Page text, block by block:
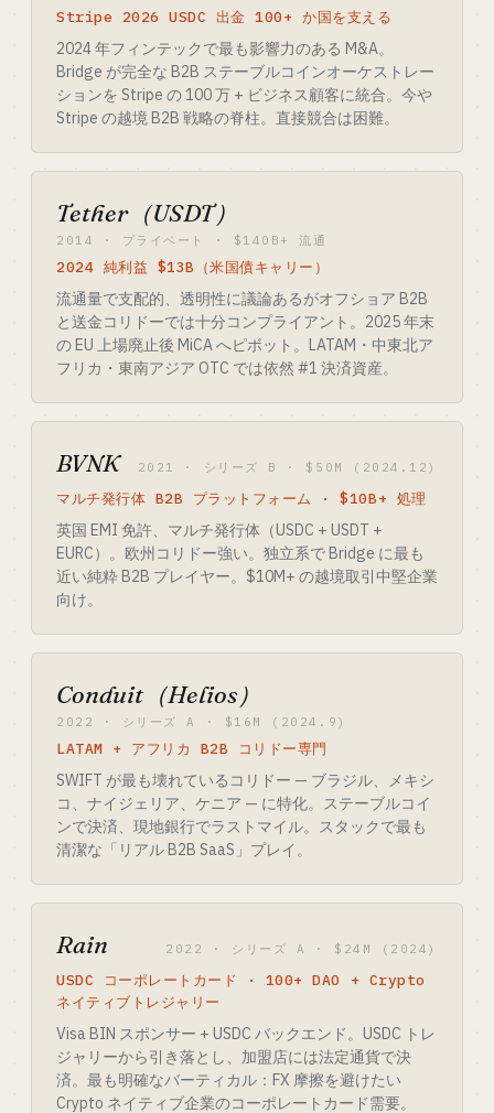
Stripe 2026 USDC 出金 100+ か国を支える
2024 年フィンテックで最も影響力のある M&A。
Bridge が完全な B2B ステーブルコインオーケストレー
ションを Stripe の 100 万 + ビジネス顧客に統合。今や
Stripe の越境 B2B 戦略の脊柱。直接競合は困難。
Tether（USDT）
2014 · プライベート · $140B+ 流通
2024 純利益 $13B（米国債キャリー）
流通量で支配的、透明性に議論あるがオフショア B2B
と送金コリドーでは十分コンプライアント。2025 年末
の EU 上場廃止後 MiCA へピボット。LATAM・中東北ア
フリカ・東南アジア OTC では依然 #1 決済資産。
BVNK 2021 · シリーズ B · $50M (2024.12)
マルチ発行体 B2B プラットフォーム · $10B+ 処理
英国 EMI 免許、マルチ発行体（USDC + USDT +
EURC）。欧州コリドー強い。独立系で Bridge に最も
近い純粋 B2B プレイヤー。$10M+ の越境取引中堅企業
向け。
Conduit（Helios）
2022 · シリーズ A · $16M (2024.9)
LATAM + アフリカ B2B コリドー専門
SWIFT が最も壊れているコリドー — ブラジル、メキシ
コ、ナイジェリア、ケニア — に特化。ステーブルコイ
ンで決済、現地銀行でラストマイル。スタックで最も
清潔な「リアル B2B SaaS」プレイ。
Rain 2022 · シリーズ A · $24M (2024)
USDC コーポレートカード · 100+ DAO + Crypto
ネイティブトレジャリー
Visa BIN スポンサー + USDC バックエンド。USDC トレ
ジャリーから引き落とし、加盟店には法定通貨で決
済。最も明確なバーティカル：FX 摩擦を避けたい
Crypto ネイティブ企業のコーポレートカード需要。